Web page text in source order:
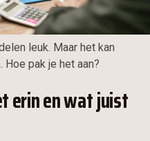
leuk. Maar het kan
pak je het aan?
erin en wat juist